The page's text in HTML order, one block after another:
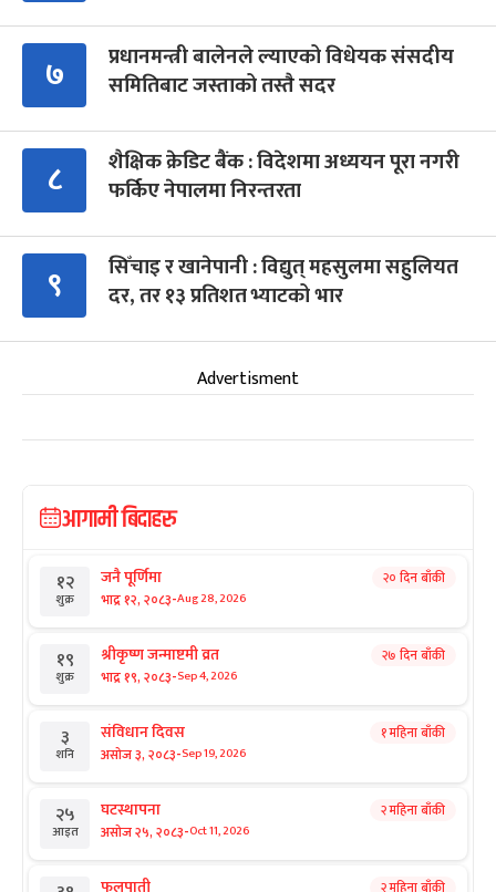
७
प्रधानमन्त्री बालेनले ल्याएको विधेयक संसदीय
समितिबाट जस्ताको तस्तै सदर
८
शैक्षिक क्रेडिट बैंक : विदेशमा अध्ययन पूरा नगरी
फर्किए नेपालमा निरन्तरता
९
सिँचाइ र खानेपानी : विद्युत् महसुलमा सहुलियत
दर, तर १३ प्रतिशत भ्याटको भार
Advertisment
आगामी बिदाहरु
१२
शुक्र
जनै पूर्णिमा
भाद्र १२, २०८३-Aug 28, 2026
२० दिन बाँकी
१९
शुक्र
श्रीकृष्ण जन्माष्टमी व्रत
भाद्र १९, २०८३-Sep 4, 2026
२७ दिन बाँकी
३
शनि
संविधान दिवस
असोज ३, २०८३-Sep 19, 2026
१ महिना बाँकी
२५
आइत
घटस्थापना
असोज २५, २०८३-Oct 11, 2026
२ महिना बाँकी